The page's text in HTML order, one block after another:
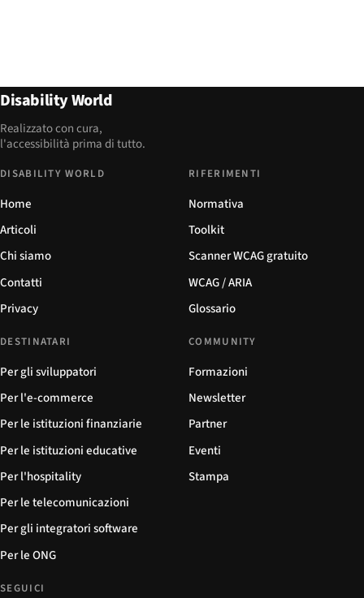
Disability World
Realizzato con cura,
l'accessibilità prima di tutto.
DISABILITY WORLD
Home
Articoli
Chi siamo
Contatti
Privacy
RIFERIMENTI
Normativa
Toolkit
Scanner WCAG gratuito
WCAG / ARIA
Glossario
DESTINATARI
Per gli sviluppatori
Per l'e-commerce
Per le istituzioni finanziarie
Per le istituzioni educative
Per l'hospitality
Per le telecomunicazioni
Per gli integratori software
Per le ONG
COMMUNITY
Formazioni
Newsletter
Partner
Eventi
Stampa
SEGUICI